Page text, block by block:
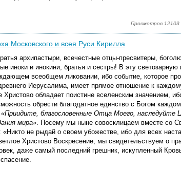
Просмотров 12103
Московского и всея Руси Кирилла
архипастыри, всечестные отцы-пресвитеры,
иноки и инокини, братья и сестры! В эту
всеобщем ликовании, ибо событие, которое
Иерусалима, имеет прямое отношение к
Христово обладает поистине вселенским значением,
обрести благодатное единство с Богом
«Приидите, благословенные Отца Моего, наследуйте
мира». Посему мы ныне совосклицаем вместе со
«Никто не рыдай о своем убожестве, ибо для всех
Христово Воскресение, мы свидетельствуем о
даже самый последний грешник, искупленный